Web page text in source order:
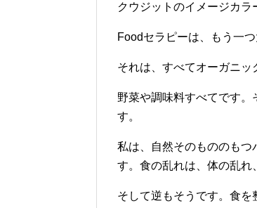
クウジットのイメージカラ
Foodセラピーは、もう一
それは、すべてオーガニッ
野菜や調味料すべてです
す。
私は、自然そのもののもつ
す。食の乱れは、体の乱れ
そして逆もそうです。食を